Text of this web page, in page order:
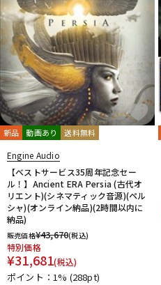
新品 動画あり 送料無料
Engine Audio
【ベストサービス35周年記念セー
ル！】Ancient ERA Persia (古代オ
リエント)(シネマティック音源)(ペル
シャ)(オンライン納品)(2時間以内に
納品)
販売価格¥43,670(税込)
特別価格
¥31,681(税込)
ポイント：1% (288pt)